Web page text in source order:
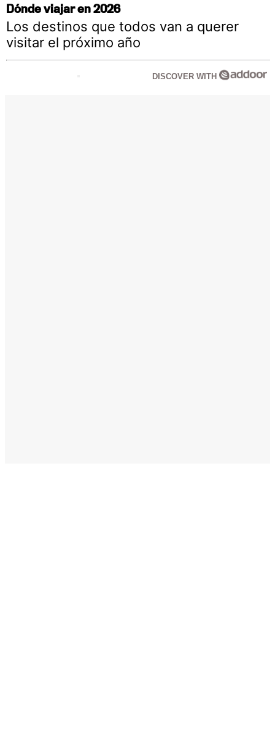
Dónde viajar en 2026
Los destinos que todos van a querer
visitar el próximo año
DISCOVER WITH